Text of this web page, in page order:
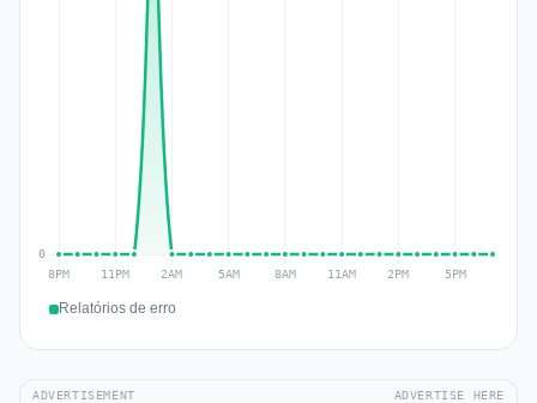
Relatórios de erro
ADVERTISEMENT ADVERTISE HERE